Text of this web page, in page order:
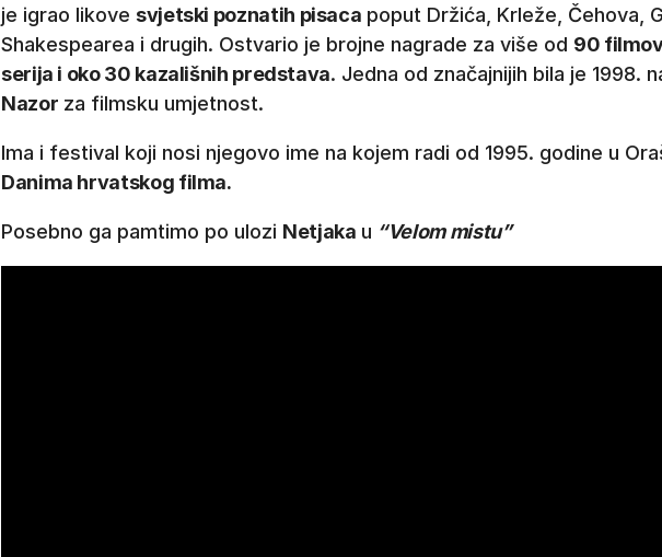
je igrao likove svjetski poznatih pisaca poput Držića, Krleže, Čehova,
Shakespearea i drugih. Ostvario je brojne nagrade za više od 90
serija i oko 30 kazališnih predstava. Jedna od značajnijih bila je 1998.
Nazor za filmsku umjetnost.
Ima i festival koji nosi njegovo ime na kojem radi od 1995. godine u
Danima hrvatskog filma.
Posebno ga pamtimo po ulozi Netjaka u “Velom mistu”